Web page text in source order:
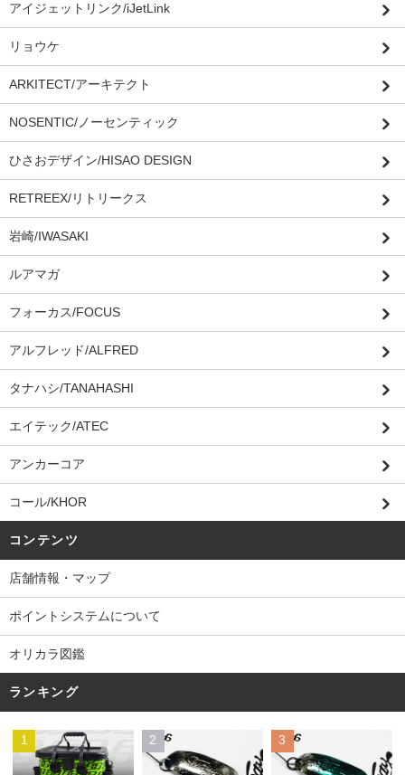
アイジェットリンク/iJetLink
リョウケ
ARKITECT/アーキテクト
NOSENTIC/ノーセンティック
ひさおデザイン/HISAO DESIGN
RETREEX/リトリークス
岩崎/IWASAKI
ルアマガ
フォーカス/FOCUS
アルフレッド/ALFRED
タナハシ/TANAHASHI
エイテック/ATEC
アンカーコア
コール/KHOR
コンテンツ
店舗情報・マップ
ポイントシステムについて
オリカラ図鑑
ランキング
1 2 3